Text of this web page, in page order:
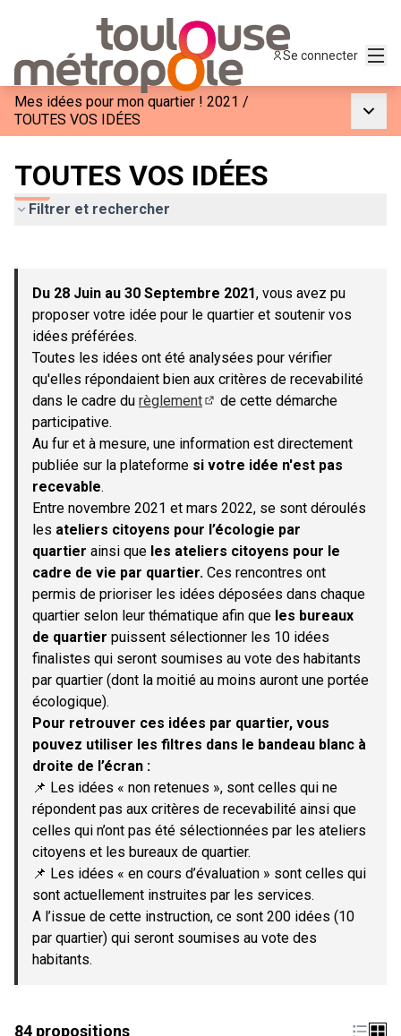
Se connecter
Mes idées pour mon quartier ! 2021 /
TOUTES VOS IDÉES
TOUTES VOS IDÉES
Filtrer et rechercher
−
Du 28 Juin au 30 Septembre 2021, vous avez pu
proposer votre idée pour le quartier et soutenir vos
idées préférées.
Toutes les idées ont été analysées pour vérifier
qu'elles répondaient bien aux critères de recevabilité
dans le cadre du règlement
de cette démarche
participative.
Au fur et à mesure, une information est directement
publiée sur la plateforme si votre idée n'est pas
recevable.
Entre novembre 2021 et mars 2022, se sont déroulés
les ateliers citoyens pour l’écologie par
quartier ainsi que les ateliers citoyens pour le
cadre de vie par quartier. Ces rencontres ont
permis de prioriser les idées déposées dans chaque
quartier selon leur thématique afin que les bureaux
de quartier puissent sélectionner les 10 idées
finalistes qui seront soumises au vote des habitants
par quartier (dont la moitié au moins auront une portée
écologique).
Pour retrouver ces idées par quartier, vous
pouvez utiliser les filtres dans le bandeau blanc à
droite de l’écran :
📌 Les idées « non retenues », sont celles qui ne
répondent pas aux critères de recevabilité ainsi que
celles qui n’ont pas été sélectionnées par les ateliers
citoyens et les bureaux de quartier.
📌 Les idées « en cours d’évaluation » sont celles qui
sont actuellement instruites par les services.
A l’issue de cette instruction, ce sont 200 idées (10
par quartier) qui seront soumises au vote des
habitants.
84 propositions